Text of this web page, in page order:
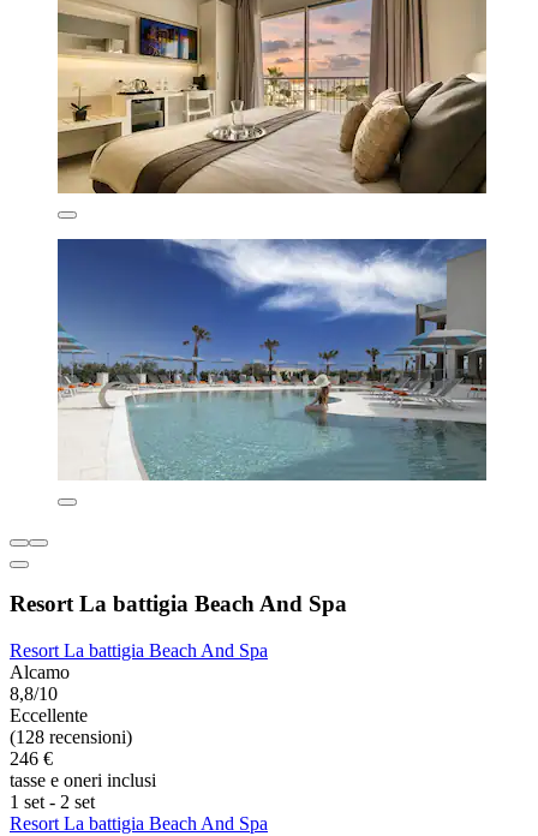
Resort La battigia Beach And Spa
Resort La battigia Beach And Spa
Alcamo
8,8/10
Eccellente
(128 recensioni)
246 €
tasse e oneri inclusi
1 set - 2 set
Resort La battigia Beach And Spa